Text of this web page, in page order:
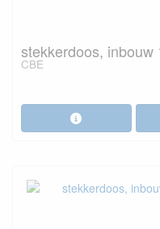
stekkerdoos, inbouw
CBE